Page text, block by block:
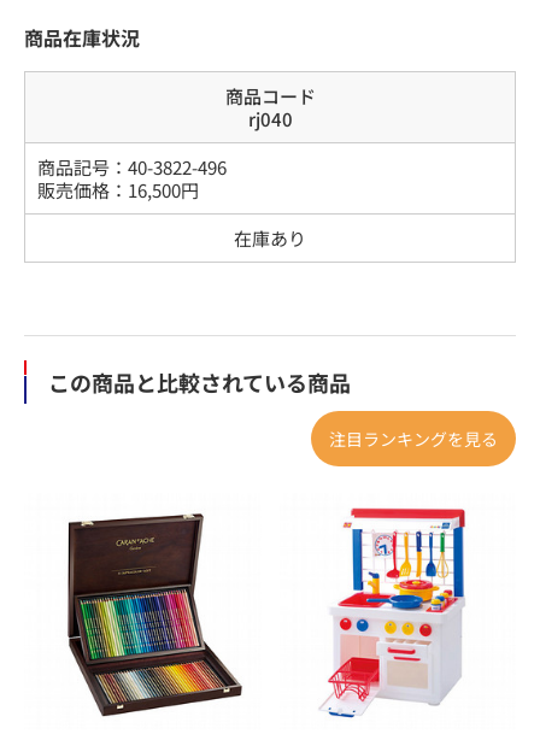
商品在庫状況
商品コード
rj040
商品記号： 40-3822-496
販売価格： 16,500円
在庫あり
この商品と比較されている商品
注目ランキングを見る